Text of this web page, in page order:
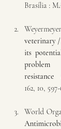
Brasília :
veterinary
its
resistance
162, 10,